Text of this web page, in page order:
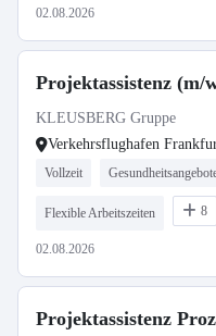
02.08.2026
Projektassistenz (m/
KLEUSBERG Gruppe
Verkehrsflughafen
Vollzeit
Flexible Arbeitszeiten 8
02.08.2026
Projektassistenz